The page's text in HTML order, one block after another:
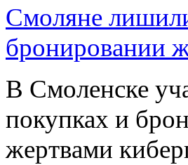
Смоляне
бронировании
В Смоленске
покупках и
жертвами